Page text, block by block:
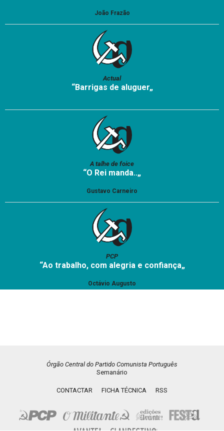
João Frazão
Actual
“Barrigas de aluguer„
A talhe de foice
“O Rei manda..„
Gustavo Carneiro
PCP
“Ao trabalho, com alegria e confiança„
Octávio Augusto
Órgão Central do Partido Comunista Português
Semanário
CONTACTAR FICHA TÉCNICA RSS